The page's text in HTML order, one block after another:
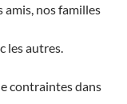
amis, nos familles
les autres.
contraintes dans